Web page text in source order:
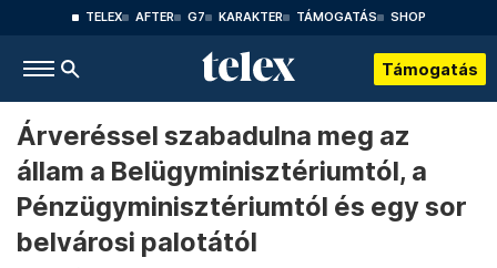
TELEX AFTER G7 KARAKTER TÁMOGATÁS SHOP
Támogatás
Árveréssel szabadulna meg az
állam a Belügyminisztériumtól, a
Pénzügyminisztériumtól és egy sor
belvárosi palotától